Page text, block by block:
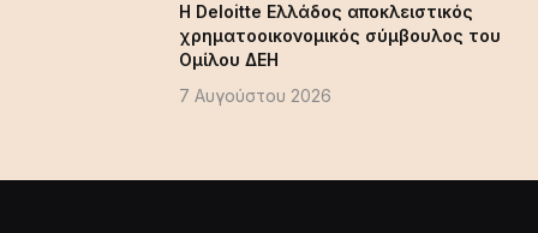
Η Deloitte Ελλάδος αποκλειστικός
χρηματοοικονομικός σύμβουλος του
Ομίλου ΔΕΗ
7 Αυγούστου 2026